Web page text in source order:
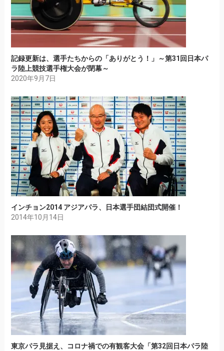
記録更新は、選手たちからの「ありがとう！」～第31回日本パ
ラ陸上競技選手権大会が閉幕～
2020年9月7日
インチョン2014 アジアパラ、日本選手団結団式開催！
2014年10月14日
東京パラ見据え、コロナ禍での有観客大会「第32回日本パラ陸